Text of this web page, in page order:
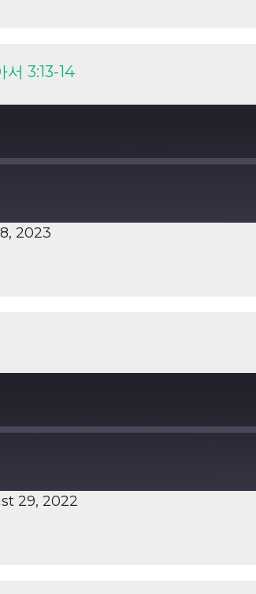
서 3:13-14
2023
29, 2022